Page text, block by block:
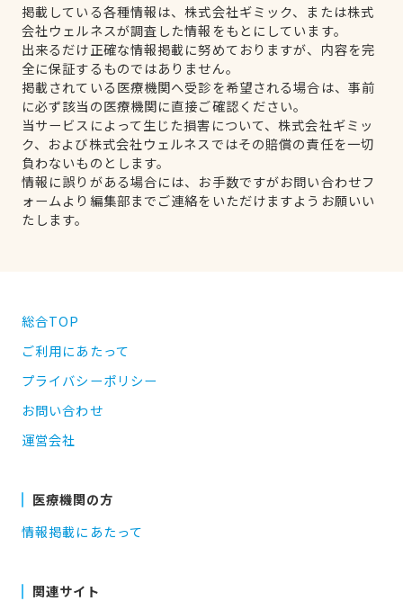
掲載している各種情報は、株式会社ギミック、または株式
会社ウェルネスが調査した情報をもとにしています。
出来るだけ正確な情報掲載に努めておりますが、内容を完
全に保証するものではありません。
掲載されている医療機関へ受診を希望される場合は、事前
に必ず該当の医療機関に直接ご確認ください。
当サービスによって生じた損害について、株式会社ギミッ
ク、および株式会社ウェルネスではその賠償の責任を一切
負わないものとします。
情報に誤りがある場合には、お手数ですがお問い合わせフ
ォームより編集部までご連絡をいただけますようお願いい
たします。
総合TOP
ご利用にあたって
プライバシーポリシー
お問い合わせ
運営会社
医療機関の方
情報掲載にあたって
関連サイト